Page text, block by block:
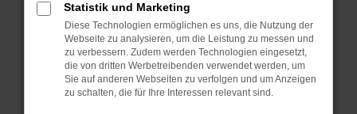
Stelle sicher, dass dein Browser und dein
Betriebssystem auf dem neuesten Stand
sind.
Veraltete Software birgt nicht nur ein
Sicherheitsrisiko, sondern kann auch dazu
Statistik und Marketing
Diese Technologien ermöglichen es uns, die Nutzung der
Webseite zu analysieren, um die Leistung zu messen und
zu verbessern. Zudem werden Technologien eingesetzt,
die von dritten Werbetreibenden verwendet werden, um
Sie auf anderen Webseiten zu verfolgen und um Anzeigen
zu schalten, die für Ihre Interessen relevant sind.